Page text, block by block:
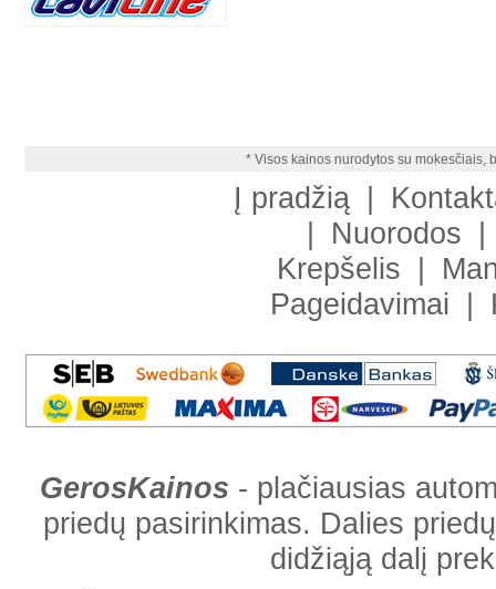
* Visos kainos nurodytos su mokesčiais,
Į pradžią |
|
Nuorodos |
Krepšelis |
Pageidavimai |
GerosKainos - plačiausias
priedų pasirinkimas. Dalies
didžiąją dalį